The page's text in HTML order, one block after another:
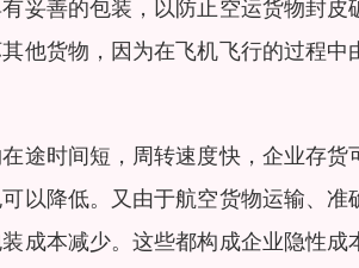
妥善的包装，以防止空运货物封
他货物，因为在飞机飞行的过程
途时间短，周转速度快，企业存
以降低。又由于航空货物运输、
成本减少。这些都构成企业隐性